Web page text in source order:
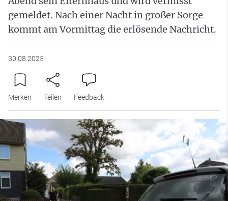
gemeldet. Nach einer Nacht in großer Sorge
kommt am Vormittag die erlösende Nachricht.
30.08.2025
Merken Teilen Feedback